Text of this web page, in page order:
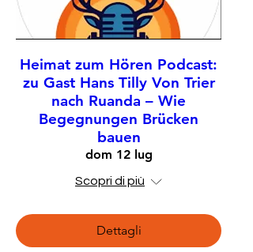
Heimat zum Hören Podcast:
zu Gast Hans Tilly Von Trier
nach Ruanda – Wie
Begegnungen Brücken
bauen
dom 12 lug
Scopri di più
Dettagli